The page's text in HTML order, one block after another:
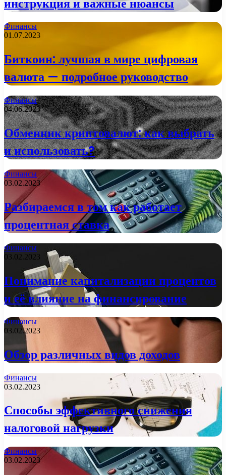
Финансы
01.07.2023
Биткоин: лучшая в мире цифровая
валюта — подробное руководство
Финансы
04.06.2023
Обменник криптовалют: как выбрать
и использовать?
Финансы
03.02.2023
Разбираемся в том как работает
процентная ставка
Финансы
03.02.2023
Понимание капитализации процентов
и её влияние на финансирование
Финансы
03.02.2023
Обзор различных видов доходов
Финансы
03.02.2023
Способы эффективного снижения
налоговой нагрузки
Финансы
03.02.2023